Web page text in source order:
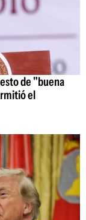
de "buena
el